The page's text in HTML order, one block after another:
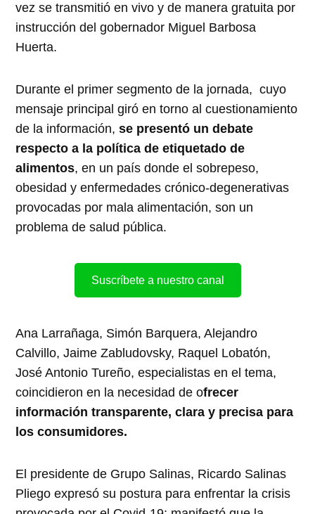
vez se transmitió en vivo y de manera gratuita por
instrucción del gobernador Miguel Barbosa
Huerta.
Durante el primer segmento de la jornada, cuyo
mensaje principal giró en torno al cuestionamiento
de la información,se presentó un debate
respecto a la política de etiquetado de
alimentos, en un país donde el sobrepeso,
obesidad y enfermedades crónico-degenerativas
provocadas por mala alimentación, son un
problema de salud pública.
Suscríbete a nuestro canal
Ana Larrañaga, Simón Barquera, Alejandro
Calvillo, Jaime Zabludovsky, Raquel Lobatón,
José Antonio Tureño, especialistas en el tema,
coincidieron en la necesidad de ofrecer
información transparente, clara y precisa para
los consumidores.
El presidente de Grupo Salinas, Ricardo Salinas
Pliego expresó su postura para enfrentar la crisis